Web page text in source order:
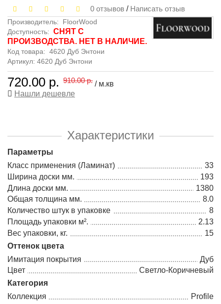
0 отзывов / Написать отзыв
Производитель:
FloorWood
Доступность: СНЯТ С
ПРОИЗВОДСТВА. НЕТ В НАЛИЧИЕ.
Код товара: 4620 Дуб Энтони
Артикул: 4620 Дуб Энтони
720.00 р. 910.00 р. / м.кв
Нашли дешевле
Характеристики
Параметры
Класс применения (Ламинат)
33
Ширина доски мм.
193
Длина доски мм.
1380
Общая толщина мм.
8.0
Количество штук в упаковке
8
Площадь упаковки м².
2.13
Вес упаковки, кг.
15
Оттенок цвета
Имитация покрытия
Дуб
Цвет
Светло-Коричневый
Категория
Коллекция
Profile